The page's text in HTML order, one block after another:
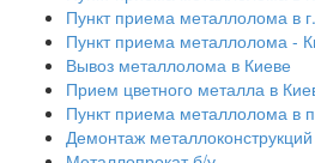
Пункт приема металлолома в
Пункт приема металлолома -
Вывоз металлолома в Киеве
Прием цветного металла в
Пункт приема металлолома в
Демонтаж металлоконструкций